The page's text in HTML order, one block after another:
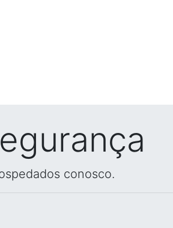
conosco.